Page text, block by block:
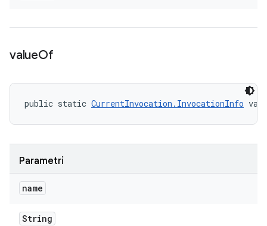
valueOf
public static CurrentInvocation.InvocationInfo
Parametri
name
String